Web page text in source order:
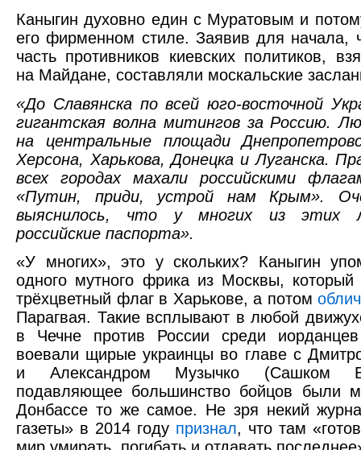
Каныгин духовно един с Муратовым и
его фирменном стиле. Заявив для начала,
часть противников киевских политиков,
на Майдане, составляли москальские
«До Славянска по всей юго-восточной
гигантская волна митингов за Россию.
на центральные площади
Херсона, Харькова, Донецка и Луганска.
всех городах махали российскими
«Путин, приди, устрой нам Крым».
выяснилось, что у многих из этих
российские паспорта».
«У многих», это у скольких? Каныгин
одного мутного фрика из Москвы,
трёхцветный флаг в Харькове, а потом
Парагвая. Такие всплывают в любой
в Чечне против России среди
воевали щирые украинцы во главе с
и Александром Музычко (Сашком
подавляющее большинство бойцов были
Донбассе то же самое. Не зря некий
газеты» в 2014 году признал, что там